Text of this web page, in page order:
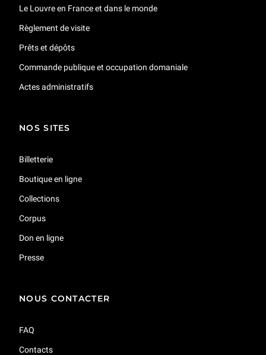
Le Louvre en France et dans le monde
Règlement de visite
Prêts et dépôts
Commande publique et occupation domaniale
Actes administratifs
NOS SITES
Billetterie
Boutique en ligne
Collections
Corpus
Don en ligne
Presse
NOUS CONTACTER
FAQ
Contacts